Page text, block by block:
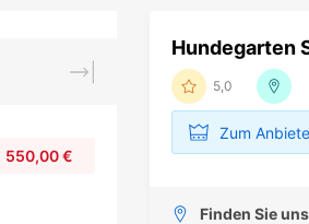
550,00€
Hundegarten
5,0
Zum
Finden Sie